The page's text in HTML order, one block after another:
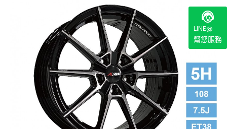
LINE@
幫您服務